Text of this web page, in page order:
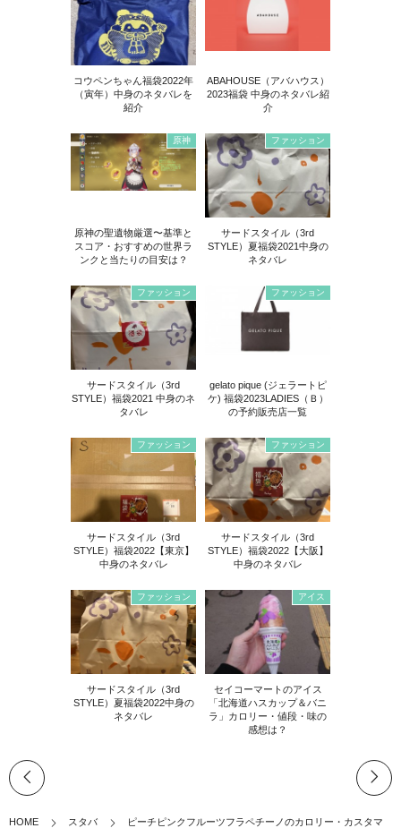
コウペンちゃん福袋2022年
（寅年）中身のネタバレを
紹介
ABAHOUSE（アバハウス）
2023福袋 中身のネタバレ紹
介
原神
原神の聖遺物厳選〜基準と
スコア・おすすめの世界ラ
ンクと当たりの目安は？
ファッション
サードスタイル（3rd
STYLE）夏福袋2021中身の
ネタバレ
ファッション
サードスタイル（3rd
STYLE）福袋2021 中身のネ
タバレ
ファッション
gelato pique (ジェラートピ
ケ) 福袋2023LADIES（Ｂ）
の予約販売店一覧
ファッション
サードスタイル（3rd
STYLE）福袋2022【東京】
中身のネタバレ
ファッション
サードスタイル（3rd
STYLE）福袋2022【大阪】
中身のネタバレ
ファッション
サードスタイル（3rd
STYLE）夏福袋2022中身の
ネタバレ
アイス
セイコーマートのアイス
「北海道ハスカップ＆バニ
ラ」カロリー・値段・味の
感想は？
HOME スタバ
ピーチピンクフルーツフラペチーノのカロリー・カスタマ